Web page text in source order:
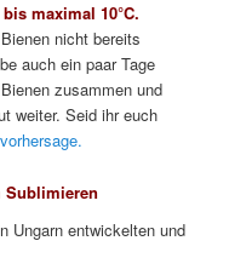
bis maximal 10°C.
nicht bereits
auch ein paar Tage
zusammen und
weiter. Seid ihr euch
Sublimieren
Ungarn entwickelten und